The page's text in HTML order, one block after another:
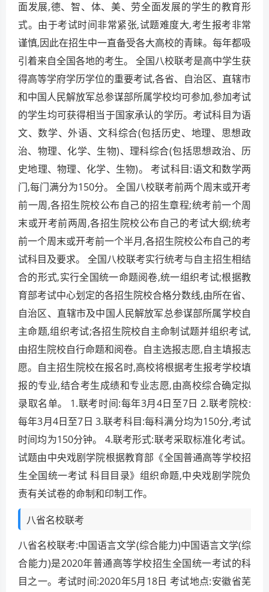
面发展,德、智、体、美、劳全面发展的学生的教育形
式。由于考试时间非常紧张,试题难度大,考生报考非常
谨慎,因此在招生中一直备受各大高校的青睐。每年都吸
引着来自全国各地的考生。 全国八校联考是高中学生获
得高等学府学历学位的重要考试,各省、自治区、直辖市
和中国人民解放军总参谋部所属学校均可参加,参加考试
的学生均可获得相当于国家承认的学历。考试科目为语
文、数学、外语、文科综合(包括历史、地理、思想政
治、物理、化学、生物)、理科综合(包括思想政治、历
史地理、物理、化学、生物)。 考试科目:语文和数学两
门,每门满分为150分。 全国八校联考前两个周末或开考
前一周,各招生院校公布自己的招生章程;统考前一个周
末或开考前两周,各招生院校公布自己的考试大纲;统考
前一个周末或开考前一个半月,各招生院校公布自己的考
试科目及要求。 全国八校联考实行统考与自主招生相结
合的形式,实行全国统一命题阅卷,统一组织考试;根据教
育部考试中心划定的各招生院校合格分数线,由所在省、
自治区、直辖市及中国人民解放军总参谋部所属学校自
主命题,组织考试;各招生院校自主命制试题并组织考试,
由招生院校自行命题和阅卷。自主选报志愿,自主填报志
愿。自主招生院校在报名时,高校将根据考生报考学校填
报的专业,结合考生成绩和专业志愿,由高校综合确定拟
录取名单。 1.联考时间:每年3月4日至7日 2.联考院校:
每年3月4日至7日 3.联考科目:每科满分均为150分,考试
时间均为150分钟。 4.联考形式:联考采取标准化考试。
试题由中央戏剧学院根据教育部《全国普通高等学校招
生全国统一考试 科目目录》组织命题,中央戏剧学院负
责有关试卷的命制和印制工作。
八省名校联考
八省名校联考:中国语言文学(综合能力)中国语言文学(综
合能力)是2020年普通高等学校招生全国统一考试的科
目之一。考试时间:2020年5月18日 考试地点:安徽省芜